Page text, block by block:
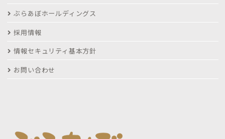
ぶらあぼホールディングス
採用情報
情報セキュリティ基本方針
お問い合わせ